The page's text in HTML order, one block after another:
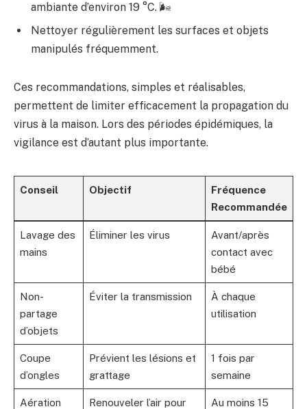
ambiante d’environ 19 °C. 🌬️
Nettoyer régulièrement les surfaces et objets
manipulés fréquemment.
Ces recommandations, simples et réalisables,
permettent de limiter efficacement la propagation du
virus à la maison. Lors des périodes épidémiques, la
vigilance est d’autant plus importante.
Conseil Objectif
Fréquence
Recommandée
Lavage des
mains
Éliminer les virus
Avant/après
contact avec
bébé
Non-
partage
d’objets
Éviter la transmission
À chaque
utilisation
Coupe
d’ongles
Prévient les lésions et
grattage
1 fois par
semaine
Aération
Renouveler l’air pour
Au moins 15